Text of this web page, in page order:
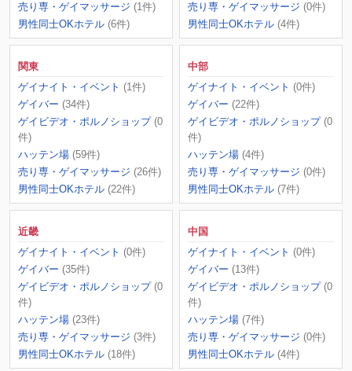
売り専・ゲイマッサージ (1件)
男性同士OKホテル (6件)
売り専・ゲイマッサージ (0件)
男性同士OKホテル (4件)
関東
ゲイナイト・イベント (1件)
ゲイバー (34件)
ゲイビデオ・ポルノショップ (0
件)
ハッテン場 (59件)
売り専・ゲイマッサージ (26件)
男性同士OKホテル (22件)
中部
ゲイナイト・イベント (0件)
ゲイバー (22件)
ゲイビデオ・ポルノショップ (0
件)
ハッテン場 (4件)
売り専・ゲイマッサージ (0件)
男性同士OKホテル (7件)
近畿
ゲイナイト・イベント (0件)
ゲイバー (35件)
ゲイビデオ・ポルノショップ (0
件)
ハッテン場 (23件)
売り専・ゲイマッサージ (3件)
男性同士OKホテル (18件)
中国
ゲイナイト・イベント (0件)
ゲイバー (13件)
ゲイビデオ・ポルノショップ (0
件)
ハッテン場 (7件)
売り専・ゲイマッサージ (0件)
男性同士OKホテル (4件)